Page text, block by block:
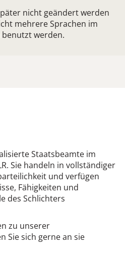
nicht geändert werden
mehrere Sprachen im
werden.
Staatsbeamte im
Sie handeln in vollständiger
und verfügen
Fähigkeiten und
des Schlichters
zu unserer
Sie sich gerne an sie